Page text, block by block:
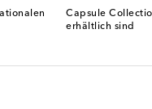
Capsule
erhältlich sind